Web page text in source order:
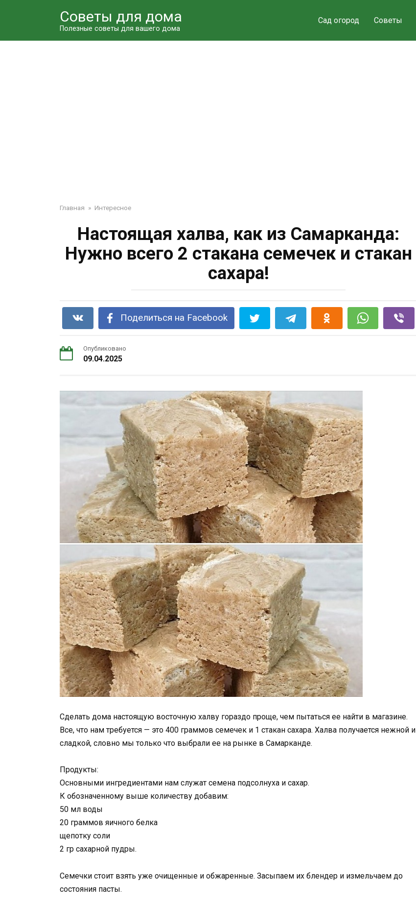
Советы для дома
Полезные советы для вашего дома
Сад огород Советы
Главная » Интересное
Настоящая халва, как из Самарканда:
Нужно всего 2 стакана семечек и стакан
сахара!
Поделиться на Facebook
Опубликовано
09.04.2025
Сделать дома настоящую восточную халву гораздо проще, чем пытаться ее найти в магазине.
Все, что нам требуется — это 400 граммов семечек и 1 стакан сахара. Халва получается нежной и
сладкой, словно мы только что выбрали ее на рынке в Самарканде.
Продукты:
Основными ингредиентами нам служат семена подсолнуха и сахар.
К обозначенному выше количеству добавим:
50 мл воды
20 граммов яичного белка
щепотку соли
2 гр сахарной пудры.
Семечки стоит взять уже очищенные и обжаренные. Засыпаем их блендер и измельчаем до
состояния пасты.